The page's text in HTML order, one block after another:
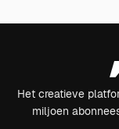
Het creatieve
miljoen